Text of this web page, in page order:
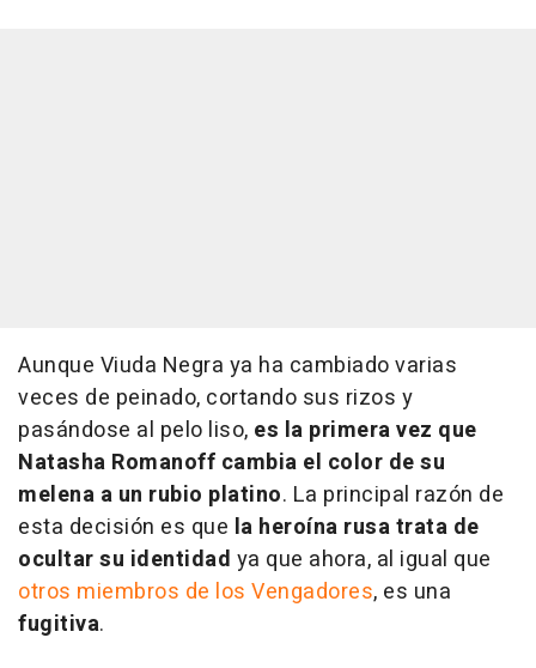
Aunque Viuda Negra ya ha cambiado varias
veces de peinado, cortando sus rizos y
pasándose al pelo liso, es la primera vez que
Natasha Romanoff cambia el color de su
melena a un rubio platino. La principal razón de
esta decisión es que la heroína rusa trata de
ocultar su identidad ya que ahora, al igual que
otros miembros de los Vengadores, es una
fugitiva.